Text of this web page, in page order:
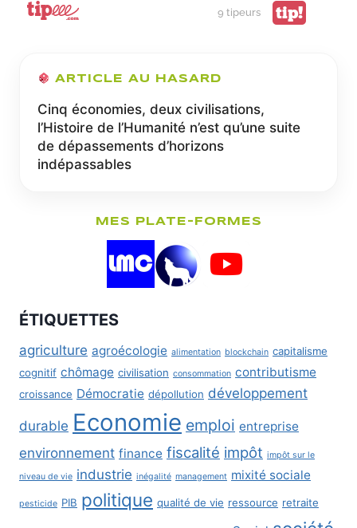
9 tipeurs tip!
ARTICLE AU HASARD
Cinq économies, deux civilisations,
l’Histoire de l’Humanité n’est qu’une suite
de dépassements d’horizons
indépassables
MES PLATE-FORMES
ÉTIQUETTES
agriculture agroécologie alimentation blockchain capitalisme
cognitif chômage civilisation consommation contributisme
croissance Démocratie dépollution développement
durable Economie emploi entreprise
environnement finance fiscalité impôt impôt sur le
niveau de vie industrie inégalité management mixité sociale
pesticide PIB politique qualité de vie ressource retraite